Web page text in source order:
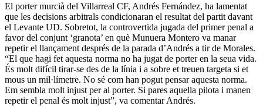
El porter murcià del Villarreal CF, Andrés Fernández, ha lamentat
que les decisions arbitrals condicionaran el resultat del partit davant
el Levante UD. Sobretot, la controvertida jugada del primer penal a
favor del conjunt ‘granota’ en què Munuera Montero va manar
repetir el llançament després de la parada d’Andrés a tir de Morales.
“El que hagi fet aquesta norma no ha jugat de porter en la seua vida.
És molt difícil tirar-se des de la línia i a sobre et treuen targeta si et
mous un mil·límetre. No sé com han pogut pensar aquesta norma.
Em sembla molt injust per al porter. Si pares aquella pilota i manen
repetir el penal és molt injust”, va comentar Andrés.